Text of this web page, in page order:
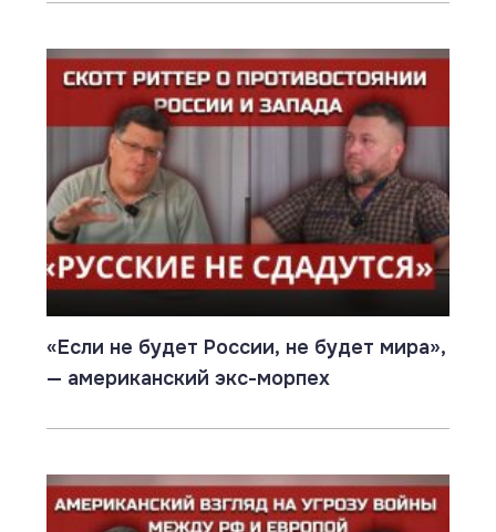
«Если не будет России, не будет мира»,
— американский экс-морпех